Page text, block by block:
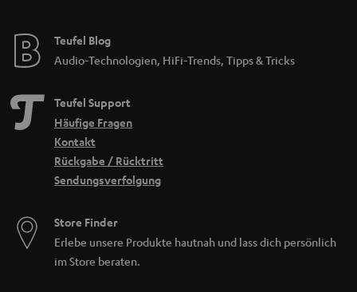
Teufel Blog
Audio-Technologien, HiFi-Trends, Tipps & Tricks
Teufel Support
Häufige Fragen
Kontakt
Rückgabe / Rücktritt
Sendungsverfolgung
Store Finder
Erlebe unsere Produkte hautnah und lass dich persönlich
im Store beraten.